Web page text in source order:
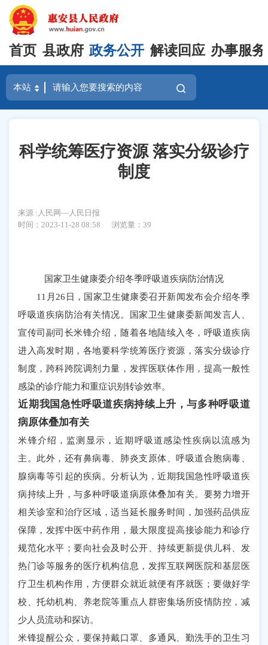
首页 县政府 政务公开 解读回应 办事服务
科学统筹医疗资源 落实分级诊疗
制度
来源 :人民网—人民日报
时间：2023-11-28 08:58
浏览量：39
国家卫生健康委介绍冬季呼吸道疾病防治情况
11月26日，国家卫生健康委召开新闻发布会介绍冬季
呼吸道疾病防治有关情况。国家卫生健康委新闻发言人、
宣传司副司长米锋介绍，随着各地陆续入冬，呼吸道疾病
进入高发时期，各地要科学统筹医疗资源，落实分级诊疗
制度，跨科跨院调剂力量，发挥医联体作用，提高一般性
感染的诊疗能力和重症识别转诊效率。
近期我国急性呼吸道疾病持续上升，与多种呼吸道
病原体叠加有关
米锋介绍，监测显示，近期呼吸道感染性疾病以流感为
主。此外，还有鼻病毒、肺炎支原体、呼吸道合胞病毒、
腺病毒等引起的疾病。分析认为，近期我国急性呼吸道疾
病持续上升，与多种呼吸道病原体叠加有关。要努力增开
相关诊室和治疗区域，适当延长服务时间，加强药品供应
保障，发挥中医中药作用，最大限度提高接诊能力和诊疗
规范化水平；要向社会及时公开、持续更新提供儿科、发
热门诊等服务的医疗机构信息，发挥互联网医院和基层医
疗卫生机构作用，方便群众就近就便有序就医；要做好学
校、托幼机构、养老院等重点人群密集场所疫情防控，减
少人员流动和探访。
米锋提醒公众，要保持戴口罩、多通风、勤洗手的卫生习